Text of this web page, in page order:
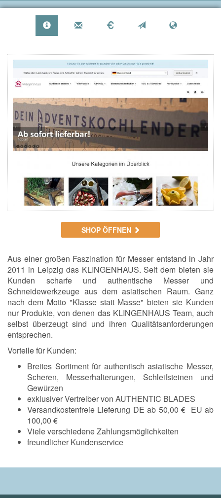
SHOP ÖFFNEN
Aus einer großen Faszination für Messer entstand in Jahr
2011 in Leipzig das KLINGENHAUS. Seit dem bieten sie
Kunden scharfe und authentische Messer und
Schneidewerkzeuge aus dem asiatischen Raum. Ganz
nach dem Motto "Klasse statt Masse" bieten sie Kunden
nur Produkte, von denen das KLINGENHAUS Team, auch
selbst überzeugt sind und ihren Qualitätsanforderungen
entsprechen.
Vorteile für Kunden:
Breites Sortiment für authentisch asiatische Messer,
Scheren, Messerhalterungen, Schleifsteinen und
Gewürzen
exklusiver Vertreiber von AUTHENTIC BLADES
Versandkostenfreie Lieferung DE ab 50,00 € EU ab
100,00 €
Viele verschiedene Zahlungsmöglichkeiten
freundlicher Kundenservice